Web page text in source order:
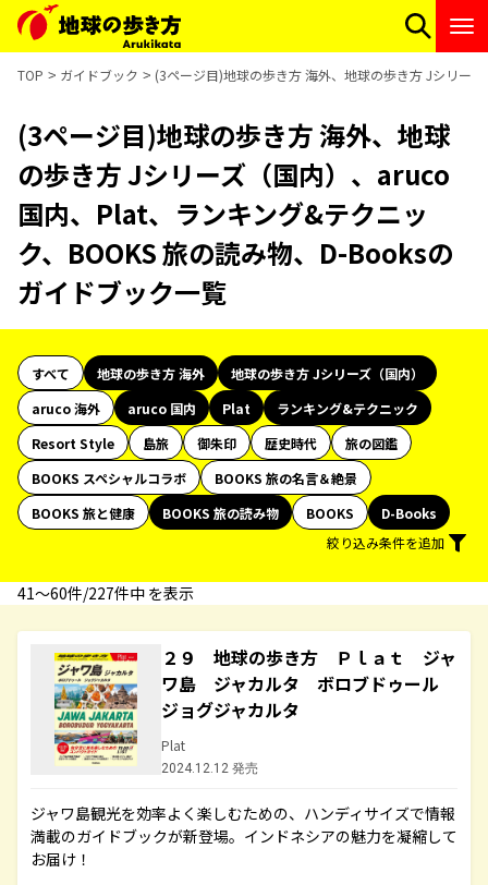
TOP ガイドブック (3ページ目)地球の歩き方 海外、地球の歩き方 Jシリー
(3ページ目)地球の歩き方 海外、地球
の歩き方 Jシリーズ（国内）、aruco
国内、Plat、ランキング&テクニッ
ク、BOOKS 旅の読み物、D-Booksの
ガイドブック一覧
すべて 地球の歩き方 海外
地球の歩き方 Jシリーズ（国内）
aruco 海外
aruco 国内 Plat
ランキング&テクニック
Resort Style
島旅 御朱印 歴史時代
旅の図鑑
BOOKS スペシャルコラボ
BOOKS 旅の名言＆絶景
BOOKS 旅と健康
BOOKS 旅の読み物 BOOKS
D-Books
絞り込み条件を追加
41〜60件/227件中 を表示
２９ 地球の歩き方 Ｐｌａｔ ジャ
ワ島 ジャカルタ ボロブドゥール
ジョグジャカルタ
Plat
2024.12.12 発売
ジャワ島観光を効率よく楽しむための、ハンディサイズで情報
満載のガイドブックが新登場。インドネシアの魅力を凝縮して
お届け！